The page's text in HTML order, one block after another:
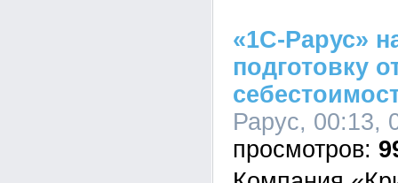
«1С-Рарус»
подготовку
Рарус, 00:13,